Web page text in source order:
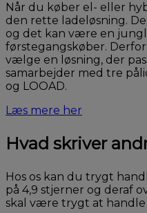
Når du køber el- eller
den rette ladeløsning.
og det kan være en
førstegangskøber.
vælge en løsning, der
samarbejder med tre
og LOOAD.
Læs mere her
Hvad skriver
Hos os kan du trygt
på 4,9 stjerner og deraf
skal være trygt at handle